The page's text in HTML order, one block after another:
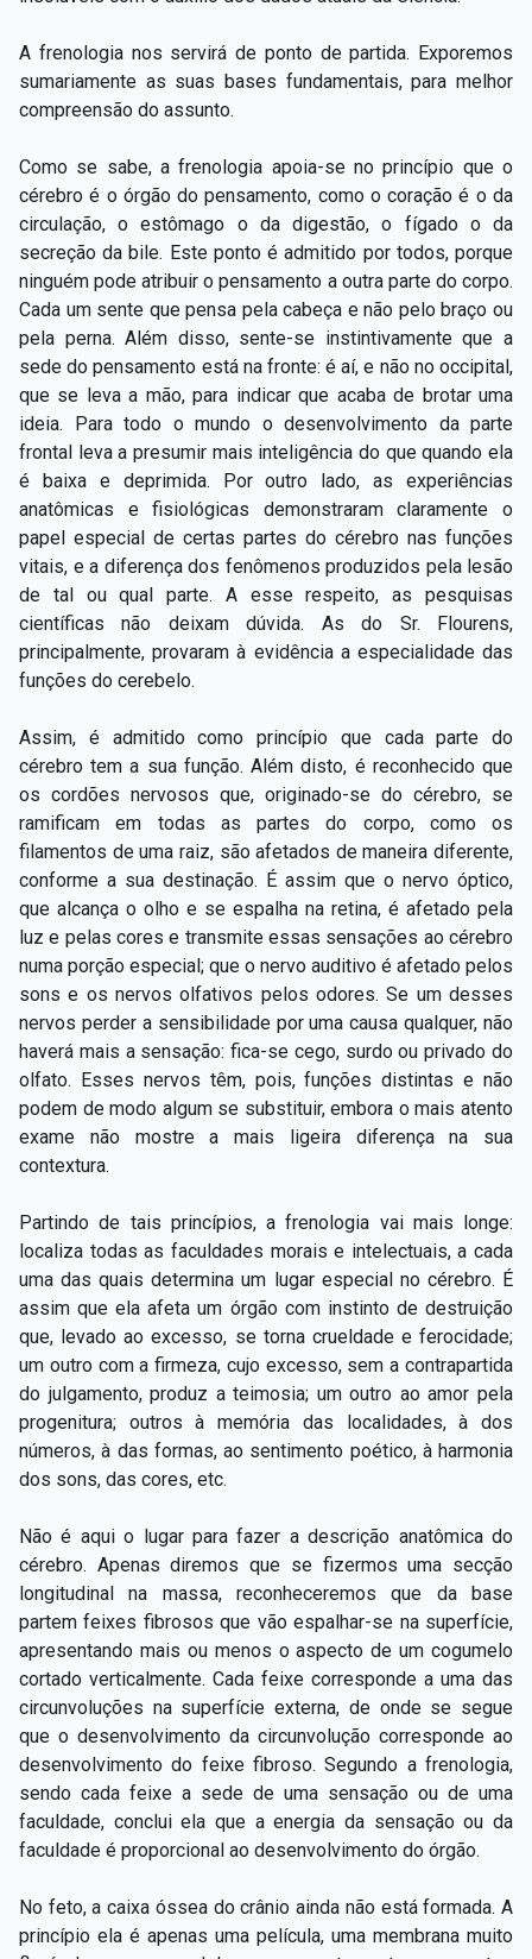
A frenologia nos servirá de ponto de partida. Exporemos
sumariamente as suas bases fundamentais, para melhor
compreensão do assunto.
Como se sabe, a frenologia apoia-se no princípio que o
cérebro é o órgão do pensamento, como o coração é o da
circulação, o estômago o da digestão, o fígado o da
secreção da bile. Este ponto é admitido por todos, porque
ninguém pode atribuir o pensamento a outra parte do corpo.
Cada um sente que pensa pela cabeça e não pelo braço ou
pela perna. Além disso, sente-se instintivamente que a
sede do pensamento está na fronte: é aí, e não no occipital,
que se leva a mão, para indicar que acaba de brotar uma
ideia. Para todo o mundo o desenvolvimento da parte
frontal leva a presumir mais inteligência do que quando ela
é baixa e deprimida. Por outro lado, as experiências
anatômicas e fisiológicas demonstraram claramente o
papel especial de certas partes do cérebro nas funções
vitais, e a diferença dos fenômenos produzidos pela lesão
de tal ou qual parte. A esse respeito, as pesquisas
científicas não deixam dúvida. As do Sr. Flourens,
principalmente, provaram à evidência a especialidade das
funções do cerebelo.
Assim, é admitido como princípio que cada parte do
cérebro tem a sua função. Além disto, é reconhecido que
os cordões nervosos que, originado-se do cérebro, se
ramificam em todas as partes do corpo, como os
filamentos de uma raiz, são afetados de maneira diferente,
conforme a sua destinação. É assim que o nervo óptico,
que alcança o olho e se espalha na retina, é afetado pela
luz e pelas cores e transmite essas sensações ao cérebro
numa porção especial; que o nervo auditivo é afetado pelos
sons e os nervos olfativos pelos odores. Se um desses
nervos perder a sensibilidade por uma causa qualquer, não
haverá mais a sensação: fica-se cego, surdo ou privado do
olfato. Esses nervos têm, pois, funções distintas e não
podem de modo algum se substituir, embora o mais atento
exame não mostre a mais ligeira diferença na sua
contextura.
Partindo de tais princípios, a frenologia vai mais longe:
localiza todas as faculdades morais e intelectuais, a cada
uma das quais determina um lugar especial no cérebro. É
assim que ela afeta um órgão com instinto de destruição
que, levado ao excesso, se torna crueldade e ferocidade;
um outro com a firmeza, cujo excesso, sem a contrapartida
do julgamento, produz a teimosia; um outro ao amor pela
progenitura; outros à memória das localidades, à dos
números, à das formas, ao sentimento poético, à harmonia
dos sons, das cores, etc.
Não é aqui o lugar para fazer a descrição anatômica do
cérebro. Apenas diremos que se fizermos uma secção
longitudinal na massa, reconheceremos que da base
partem feixes fibrosos que vão espalhar-se na superfície,
apresentando mais ou menos o aspecto de um cogumelo
cortado verticalmente. Cada feixe corresponde a uma das
circunvoluções na superfície externa, de onde se segue
que o desenvolvimento da circunvolução corresponde ao
desenvolvimento do feixe fibroso. Segundo a frenologia,
sendo cada feixe a sede de uma sensação ou de uma
faculdade, conclui ela que a energia da sensação ou da
faculdade é proporcional ao desenvolvimento do órgão.
No feto, a caixa óssea do crânio ainda não está formada. A
princípio ela é apenas uma película, uma membrana muito